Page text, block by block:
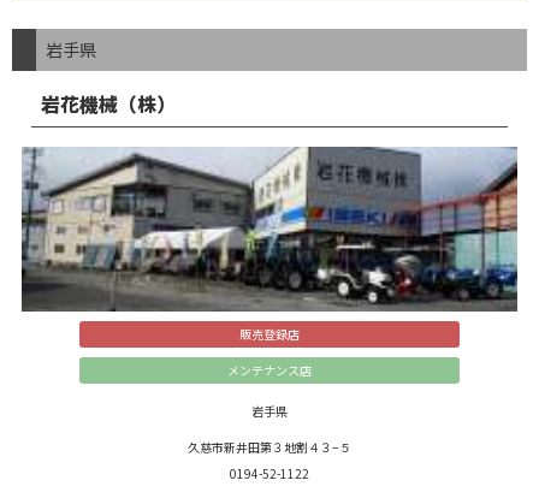
岩手県
岩花機械（株）
販売登録店
メンテナンス店
岩手県
久慈市新井田第３地割４３−５
0194-52-1122